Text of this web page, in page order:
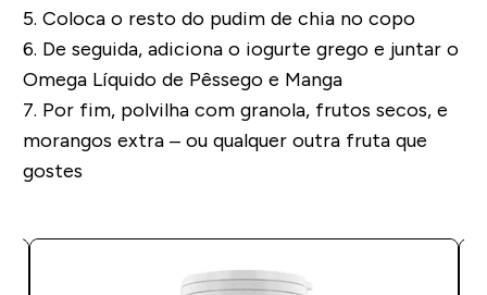
5. Coloca o resto do pudim de chia no copo
6. De seguida, adiciona o iogurte grego e juntar o
Omega Líquido de Pêssego e Manga
7. Por fim, polvilha com granola, frutos secos, e
morangos extra – ou qualquer outra fruta que
gostes